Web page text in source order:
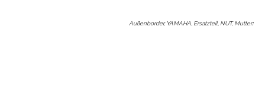
Außenborder, YAMAHA, Ersatzteil, NUT, Mutter: